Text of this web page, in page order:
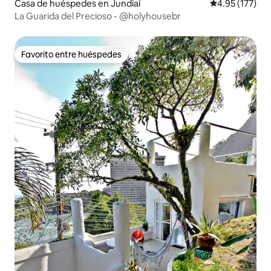
Casa de huéspedes en Jundiaí Calificación
4.95 (177)
La Guarida del Precioso - @holyhousebr
Favorito entre huéspedes
Favorito entre huéspedes